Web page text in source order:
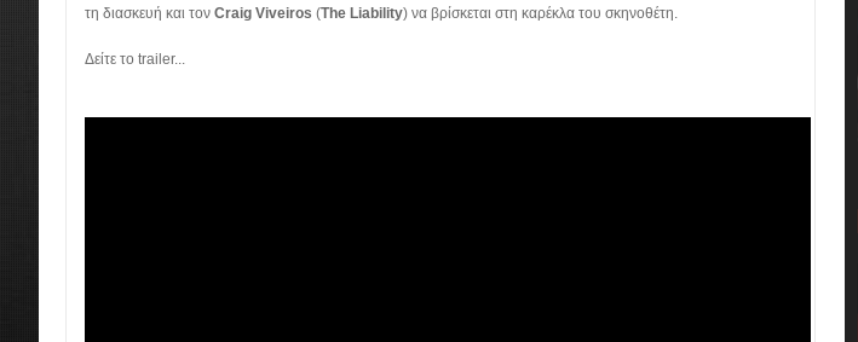
τη διασκευή και τον Craig Viveiros (The Liability) να βρίσκεται στη καρέκλα του σκηνοθέτη.
Δείτε το trailer...